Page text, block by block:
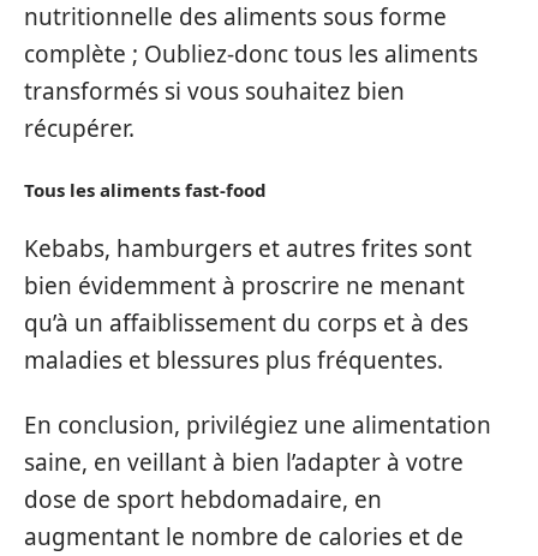
nutritionnelle des aliments sous forme
complète ; Oubliez-donc tous les aliments
transformés si vous souhaitez bien
récupérer.
Tous les aliments fast-food
Kebabs, hamburgers et autres frites sont
bien évidemment à proscrire ne menant
qu’à un affaiblissement du corps et à des
maladies et blessures plus fréquentes.
En conclusion, privilégiez une alimentation
saine, en veillant à bien l’adapter à votre
dose de sport hebdomadaire, en
augmentant le nombre de calories et de